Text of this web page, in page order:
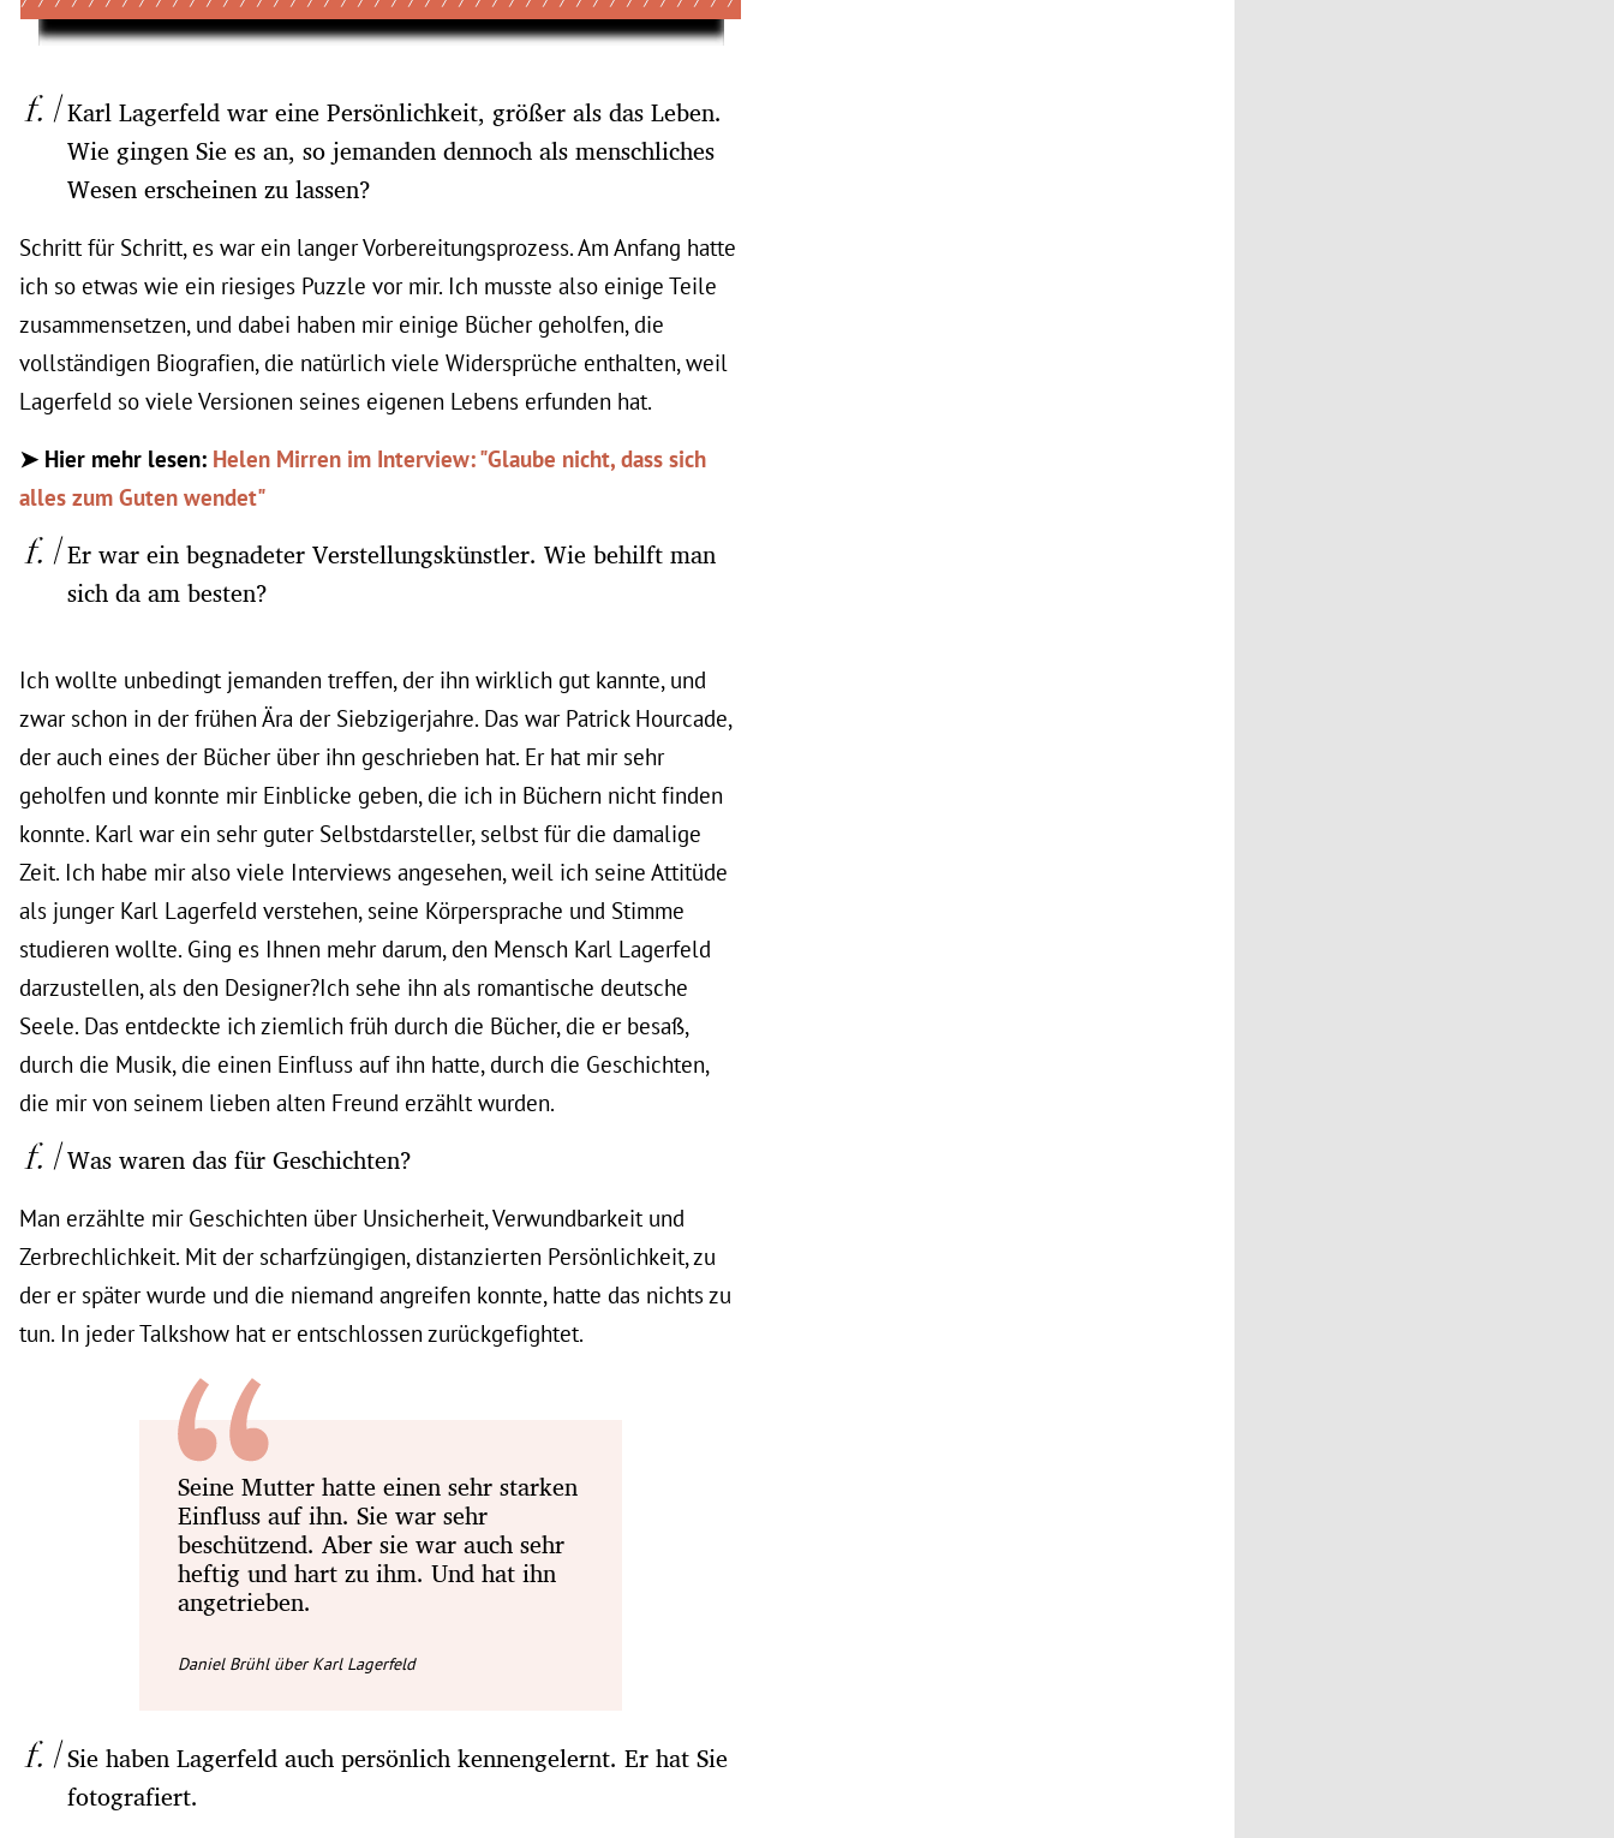
Karl Lagerfeld war eine Persönlichkeit, größer als das Leben.
Wie gingen Sie es an, so jemanden dennoch als menschliches
Wesen erscheinen zu lassen?
Schritt für Schritt, es war ein langer Vorbereitungsprozess. Am Anfang hatte
ich so etwas wie ein riesiges Puzzle vor mir. Ich musste also einige Teile
zusammensetzen, und dabei haben mir einige Bücher geholfen, die
vollständigen Biografien, die natürlich viele Widersprüche enthalten, weil
Lagerfeld so viele Versionen seines eigenen Lebens erfunden hat.
➤ Hier mehr lesen: Helen Mirren im Interview: "Glaube nicht, dass sich
alles zum Guten wendet"
Er war ein begnadeter Verstellungskünstler. Wie behilft man
sich da am besten?
Ich wollte unbedingt jemanden treffen, der ihn wirklich gut kannte, und
zwar schon in der frühen Ära der Siebzigerjahre. Das war Patrick Hourcade,
der auch eines der Bücher über ihn geschrieben hat. Er hat mir sehr
geholfen und konnte mir Einblicke geben, die ich in Büchern nicht finden
konnte. Karl war ein sehr guter Selbstdarsteller, selbst für die damalige
Zeit. Ich habe mir also viele Interviews angesehen, weil ich seine Attitüde
als junger Karl Lagerfeld verstehen, seine Körpersprache und Stimme
studieren wollte. Ging es Ihnen mehr darum, den Mensch Karl Lagerfeld
darzustellen, als den Designer?Ich sehe ihn als romantische deutsche
Seele. Das entdeckte ich ziemlich früh durch die Bücher, die er besaß,
durch die Musik, die einen Einfluss auf ihn hatte, durch die Geschichten,
die mir von seinem lieben alten Freund erzählt wurden.
Was waren das für Geschichten?
Man erzählte mir Geschichten über Unsicherheit, Verwundbarkeit und
Zerbrechlichkeit. Mit der scharfzüngigen, distanzierten Persönlichkeit, zu
der er später wurde und die niemand angreifen konnte, hatte das nichts zu
tun. In jeder Talkshow hat er entschlossen zurückgefightet.
Seine Mutter hatte einen sehr starken
Einfluss auf ihn. Sie war sehr
beschützend. Aber sie war auch sehr
heftig und hart zu ihm. Und hat ihn
angetrieben.
Daniel Brühl über Karl Lagerfeld
Sie haben Lagerfeld auch persönlich kennengelernt. Er hat Sie
fotografiert.